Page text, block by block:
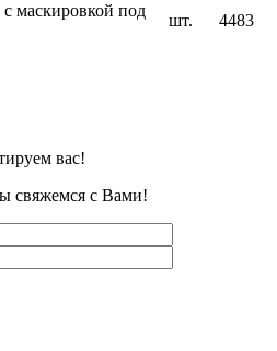
маскировкой под
шт.
4483
вас!
свяжемся с Вами!